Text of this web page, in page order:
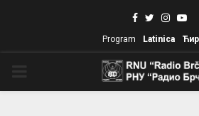
Facebook
Twitter
Program Latinica